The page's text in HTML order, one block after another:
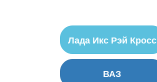
Лада Икс Рэй Кросс
ВАЗ